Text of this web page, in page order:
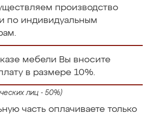
производство
по индивидуальным
мебели Вы вносите
в размере 10%.
лиц - 50%)
часть оплачиваете только